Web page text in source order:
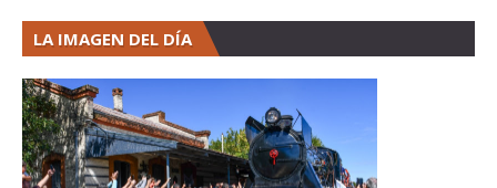
LA IMAGEN DEL DÍA